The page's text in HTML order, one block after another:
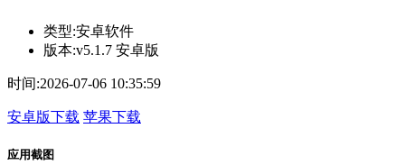
类型:安卓软件
版本:v5.1.7 安卓版
时间:2026-07-06 10:35:59
安卓版下载 苹果下载
应用截图